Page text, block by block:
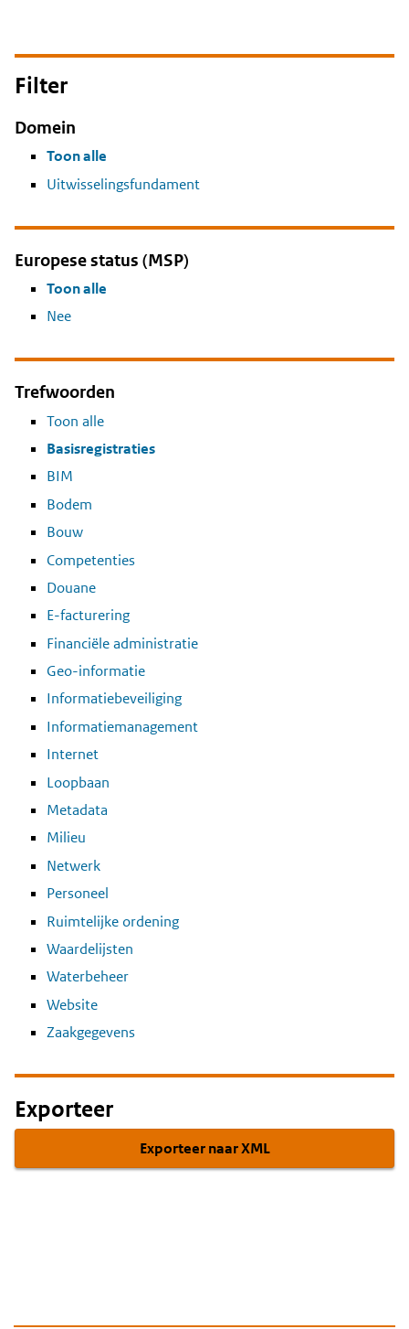
Filter
Domein
Toon alle
Uitwisselingsfundament
Europese status (MSP)
Toon alle
Nee
Trefwoorden
Toon alle
Basisregistraties
BIM
Bodem
Bouw
Competenties
Douane
E-facturering
Financiële administratie
Geo-informatie
Informatiebeveiliging
Informatiemanagement
Internet
Loopbaan
Metadata
Milieu
Netwerk
Personeel
Ruimtelijke ordening
Waardelijsten
Waterbeheer
Website
Zaakgegevens
Exporteer
Exporteer naar XML